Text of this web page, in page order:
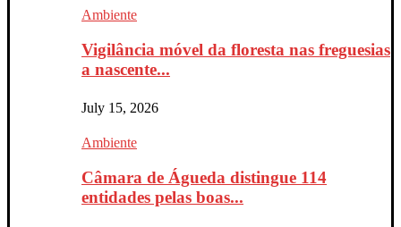
Ambiente
Vigilância móvel da floresta nas freguesias
a nascente...
July 15, 2026
Ambiente
Câmara de Águeda distingue 114
entidades pelas boas...